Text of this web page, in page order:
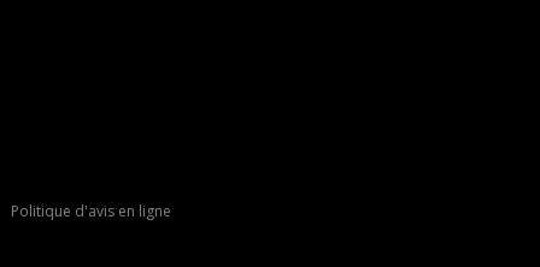
Politique d'avis en ligne